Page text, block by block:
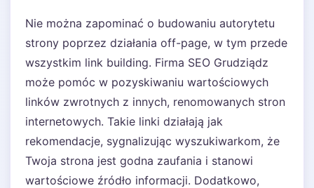
Nie można zapominać o budowaniu autorytetu
strony poprzez działania off-page, w tym przede
wszystkim link building. Firma SEO Grudziądz
może pomóc w pozyskiwaniu wartościowych
linków zwrotnych z innych, renomowanych stron
internetowych. Takie linki działają jak
rekomendacje, sygnalizując wyszukiwarkom, że
Twoja strona jest godna zaufania i stanowi
wartościowe źródło informacji. Dodatkowo,